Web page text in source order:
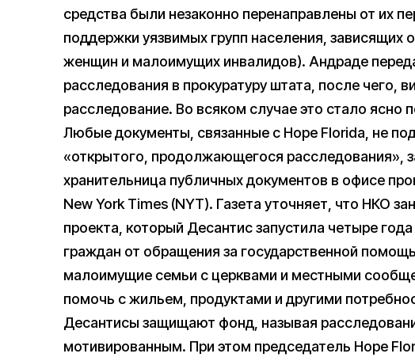
средства были незаконно перенаправлены от их
поддержки уязвимых групп населения, зависящих
женщин и малоимущих инвалидов). Андраде
расследования в прокуратуру штата, после чего,
расследование. Во всяком случае это стало ясно
Любые документы, связанные с Hope Florida, не
«открытого, продолжающегося расследования»,
хранительница публичных документов в офисе
New York Times (NYT). Газета уточняет, что НКО
проекта, который Десантис запустила четыре
граждан от обращения за государственной
малоимущие семьи с церквами и местными
помочь с жильем, продуктами и другими
Десантисы защищают фонд, называя
мотивированным. При этом председатель Hope